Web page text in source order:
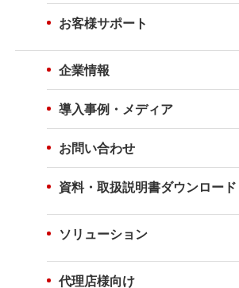
お客様サポート
企業情報
導入事例・メディア
お問い合わせ
資料・取扱説明書ダウンロード
ソリューション
代理店様向け